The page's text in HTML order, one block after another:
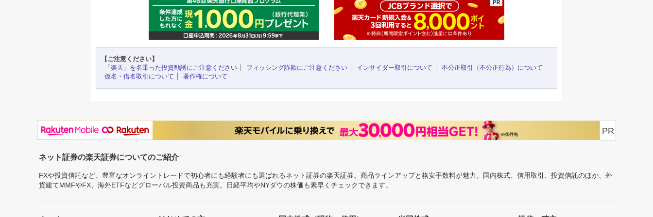
【ご注意ください】
「楽天」を名乗った投資勧誘にご注意ください
フィッシング詐欺にご注意ください インサイダー取引について
不公正取引（不公正行為）について
仮名・借名取引について
著作権について
PR
ネット証券の楽天証券についてのご紹介
FXや投資信託など、豊富なオンライントレードで初心者にも経験者にも選ばれるネット証券の楽天証券。商品ラインアップと格安手数料が魅力。国内株式、信用取引、投資信託のほか、外
貨建てMMFやFX、海外ETFなどグローバル投資商品も充実。日経平均やNYダウの株価も素早くチェックできます。